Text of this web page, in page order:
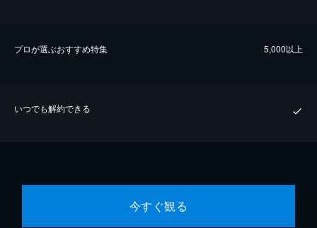
プロが選ぶおすすめ特集 5,000以上
いつでも解約できる
今すぐ観る